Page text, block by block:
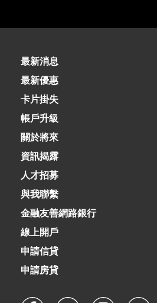
最新消息
最新優惠
卡片掛失
帳戶升級
關於將來
資訊揭露
人才招募
與我聯繫
金融友善網路銀行
線上開戶
申請信貸
申請房貸